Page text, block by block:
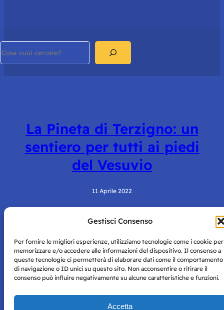
Gestisci Consenso
Per fornire le migliori esperienze, utilizziamo tecnologie come i cookie per
memorizzare e/o accedere alle informazioni del dispositivo. Il consenso a
queste tecnologie ci permetterà di elaborare dati come il comportamento
di navigazione o ID unici su questo sito. Non acconsentire o ritirare il
consenso può influire negativamente su alcune caratteristiche e funzioni.
Accetta
La Pineta di Terzigno: un
sentiero per tutti ai piedi
del Vesuvio
11 Aprile 2022
Napoli con autorizzazione numero 38 del 25/9/2019.
Tutte le immagini e i contenuti su questo sito sono forniti